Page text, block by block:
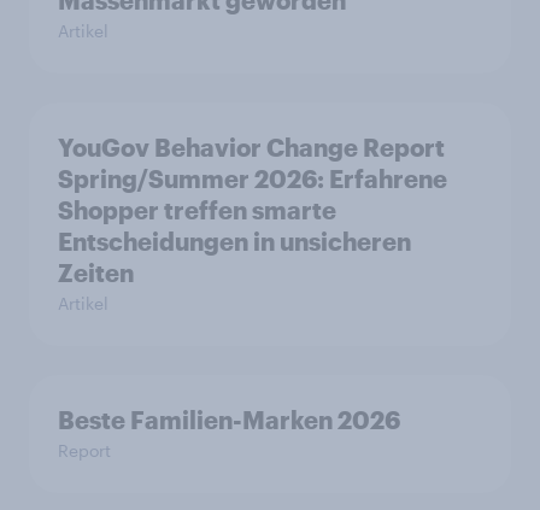
Artikel
YouGov Behavior Change Report
Spring/Summer 2026: Erfahrene
Shopper treffen smarte
Entscheidungen in unsicheren
Zeiten
Artikel
Beste Familien-Marken 2026
Report